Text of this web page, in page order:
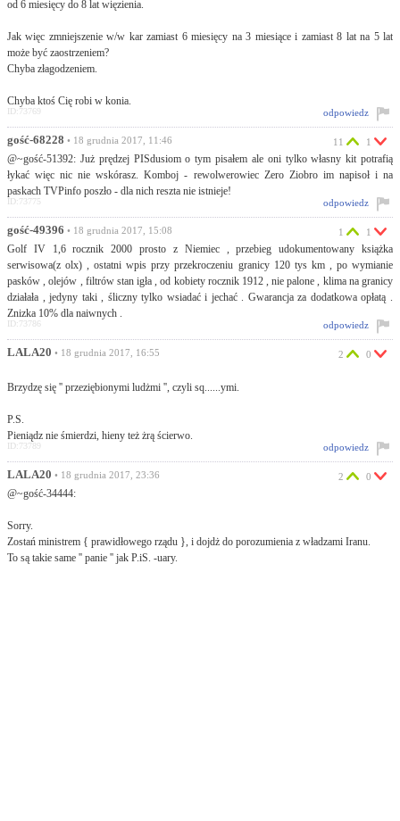
od 6 miesięcy do 8 lat więzienia.
Jak więc zmniejszenie w/w kar zamiast 6 miesięcy na 3 miesiące i zamiast 8 lat na 5 lat
może być zaostrzeniem?
Chyba złagodzeniem.
Chyba ktoś Cię robi w konia.
odpowiedz
ID:73769
gość-68228 • 18 grudnia 2017, 11:46
@~gość-51392: Już prędzej PISdusiom o tym pisałem ale oni tylko własny kit potrafią
łykać więc nic nie wskórasz. Komboj - rewolwerowiec Zero Ziobro im napisoł i na
paskach TVPinfo poszło - dla nich reszta nie istnieje!
11 1
odpowiedz
ID:73775
gość-49396 • 18 grudnia 2017, 15:08
Golf IV 1,6 rocznik 2000 prosto z Niemiec , przebieg udokumentowany książka
serwisowa(z olx) , ostatni wpis przy przekroczeniu granicy 120 tys km , po wymianie
pasków , olejów , filtrów stan igła , od kobiety rocznik 1912 , nie palone , klima na granicy
działała , jedyny taki , śliczny tylko wsiadać i jechać . Gwarancja za dodatkowa opłatą .
Znizka 10% dla naiwnych .
1 1
odpowiedz
ID:73786
LALA20 • 18 grudnia 2017, 16:55
Brzydzę się '' przeziębionymi ludżmi '', czyli sq......ymi.
P.S.
Pieniądz nie śmierdzi, hieny też żrą ścierwo.
2 0
odpowiedz
ID:73789
LALA20 • 18 grudnia 2017, 23:36
@~gość-34444:
Sorry.
Zostań ministrem { prawidłowego rządu }, i dojdż do porozumienia z władzami Iranu.
To są takie same '' panie '' jak P.iS. -uary.
2 0